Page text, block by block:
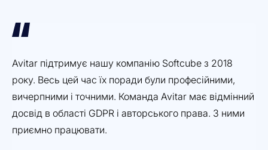
Avitar підтримує нашу компанію Softcube з 2018
року. Весь цей час їх поради були професійними,
вичерпними і точними. Команда Avitar має відмінний
досвід в області GDPR і авторського права. З ними
приємно працювати.